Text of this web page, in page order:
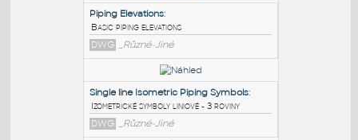
Duct Supports:
Duct Supports Detail
DWG Vzduchotechnika